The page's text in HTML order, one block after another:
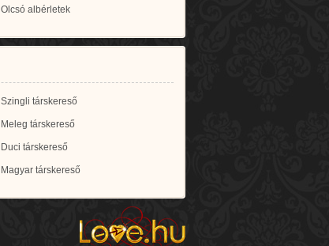
Olcsó albérletek
Szingli társkereső
Meleg társkereső
Duci társkereső
Magyar társkereső